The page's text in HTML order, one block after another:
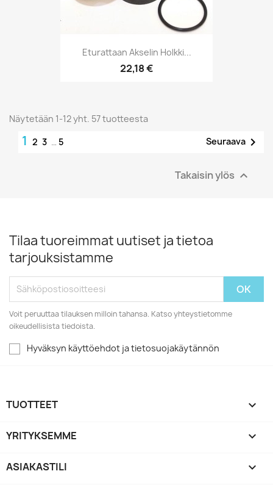
Eturattaan Akselin Holkki...
22,18 €
Näytetään 1-12 yht. 57 tuotteesta
1 2 3 … 5 Seuraava 
Takaisin ylös 
Tilaa tuoreimmat uutiset ja tietoa
tarjouksistamme
Voit peruuttaa tilauksen milloin tahansa. Katso yhteystietomme
oikeudellisista tiedoista.
Hyväksyn käyttöehdot ja tietosuojakäytännön
TUOTTEET 
YRITYKSEMME 
ASIAKASTILI 